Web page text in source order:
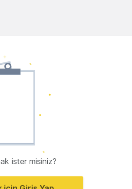
ister misiniz?